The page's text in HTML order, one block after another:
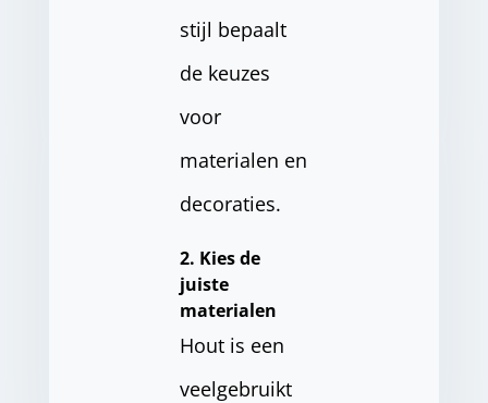
stijl bepaalt
de keuzes
voor
materialen en
decoraties.
2. Kies de
juiste
materialen
Hout is een
veelgebruikt